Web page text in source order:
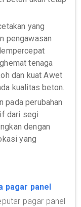
yang
pengawasan
tenaga
dan kuat Awet
kualitas beton.
pada perubahan
dari segi
dengan
yang
pagar panel
pagar panel